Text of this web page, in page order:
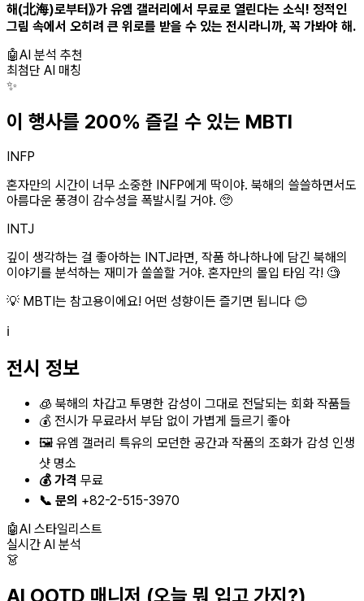
해(北海)로부터》가 유엠 갤러리에서 무료로 열린다는 소식! 정적인
그림 속에서 오히려 큰 위로를 받을 수 있는 전시라니까, 꼭 가봐야 해.
🤖AI 분석 추천
최첨단 AI 매칭
✨
이 행사를 200% 즐길 수 있는 MBTI
INFP
혼자만의 시간이 너무 소중한 INFP에게 딱이야. 북해의 쓸쓸하면서도
아름다운 풍경이 감수성을 폭발시킬 거야. 🥺
INTJ
깊이 생각하는 걸 좋아하는 INTJ라면, 작품 하나하나에 담긴 북해의
이야기를 분석하는 재미가 쏠쏠할 거야. 혼자만의 몰입 타임 각! 🧐
💡 MBTI는 참고용이에요! 어떤 성향이든 즐기면 됩니다 😊
ℹ️
전시 정보
🧊 북해의 차갑고 투명한 감성이 그대로 전달되는 회화 작품들
💰 전시가 무료라서 부담 없이 가볍게 들르기 좋아
🖼️ 유엠 갤러리 특유의 모던한 공간과 작품의 조화가 감성 인생
샷 명소
💰 가격 무료
📞 문의 +82-2-515-3970
🤖AI 스타일리스트
실시간 AI 분석
👗
AI OOTD 매니저 (오늘 뭐 입고 가지?)